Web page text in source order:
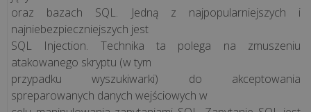
outsourcing
IT
dlaczego
jego
zastosowanie
oraz bazach SQL. Jedną z najpopularniejszych i
najniebezpieczniejszych jest
SQL Injection. Technika ta polega na zmuszeniu
atakowanego skryptu (w tym
przypadku wyszukiwarki) do akceptowania
spreparowanych danych wejściowych w